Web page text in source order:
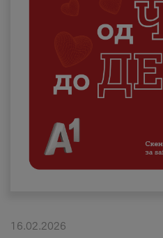
Деловни
Поддршка
Надополни кредит
Плати сметка
#ПодобарОнлајн
16.02.2026